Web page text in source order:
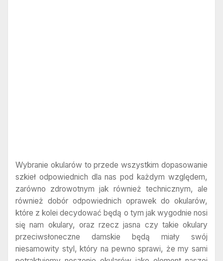
Wybranie okularów to przede wszystkim dopasowanie
szkieł odpowiednich dla nas pod każdym względem,
zarówno zdrowotnym jak również technicznym, ale
również dobór odpowiednich oprawek do okularów,
które z kolei decydować będą o tym jak wygodnie nosi
się nam okulary, oraz rzecz jasna czy takie okulary
przeciwsłoneczne damskie będą miały swój
niesamowity styl, który na pewno sprawi, że my sami